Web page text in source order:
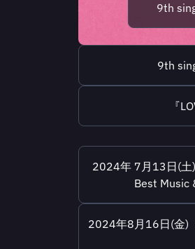
9th
9th
『
2024年 7月13日(土
Best Music
2024年8月16日(金)